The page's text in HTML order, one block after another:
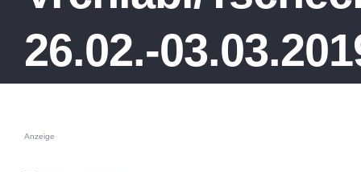
26.02.-
Anzeige